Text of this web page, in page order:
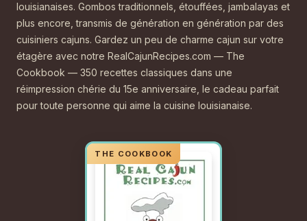
louisianaises. Gombos traditionnels, étouffées, jambalayas et
plus encore, transmis de génération en génération par des
cuisiniers cajuns. Gardez un peu de charme cajun sur votre
étagère avec notre RealCajunRecipes.com — The
Cookbook — 350 recettes classiques dans une
réimpression chérie du 15e anniversaire, le cadeau parfait
pour toute personne qui aime la cuisine louisianaise.